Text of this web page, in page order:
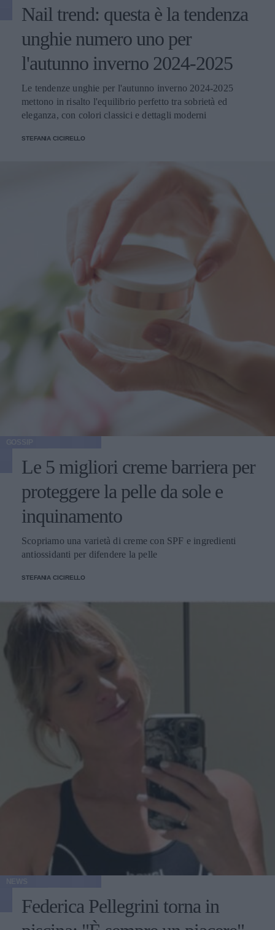
Nail trend: questa è la tendenza
unghie numero uno per
l'autunno inverno 2024-2025
Le tendenze unghie per l'autunno inverno 2024-2025
mettono in risalto l'equilibrio perfetto tra sobrietà ed
eleganza, con colori classici e dettagli moderni
STEFANIA CICIRELLO
Le 5 migliori creme barriera per
proteggere la pelle da sole e
inquinamento
Scopriamo una varietà di creme con SPF e ingredienti
antiossidanti per difendere la pelle
STEFANIA CICIRELLO
Federica Pellegrini torna in